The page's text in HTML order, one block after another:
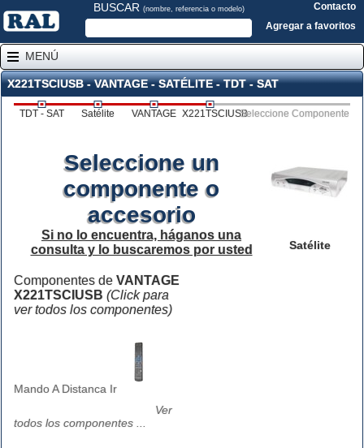
BUSCAR (nombre, referencia o modelo)
Contacto
Agregar a favoritos
MENÚ
X221TSCIUSB - VANTAGE - SATÉLITE - TDT - SAT
TDT - SAT Satélite VANTAGE X221TSCIUSBSeleccione Componente
Satélite
Seleccione un
componente o
accesorio
Si no lo encuentra, háganos una
consulta y lo buscaremos por usted
Componentes de VANTAGE
X221TSCIUSB (Click para
ver todos los componentes)
Mando A Distanca Ir
Ver
todos los componentes ...